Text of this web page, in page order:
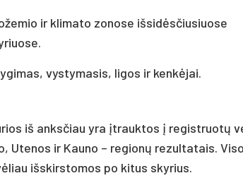
ir klimato zonose išsidėsčiusiuose
vystymasis, ligos ir kenkėjai.
iš anksčiau yra įtrauktos į registruotų
Utenos ir Kauno – regionų rezultatais.
išskirstomos po kitus skyrius.